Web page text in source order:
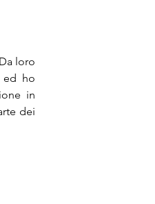
loro
ed ho
in
dei